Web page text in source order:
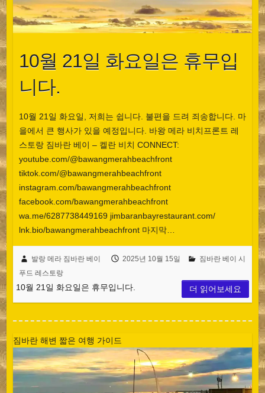
10월 21일 화요일은 휴무입
니다.
10월 21일 화요일, 저희는 쉽니다. 불편을 드려 죄송합니다. 마
을에서 큰 행사가 있을 예정입니다. 바왕 메라 비치프론트 레
스토랑 짐바란 베이 – 켈란 비치 CONNECT:
youtube.com/@bawangmerahbeachfront
tiktok.com/@bawangmerahbeachfront
instagram.com/bawangmerahbeachfront
facebook.com/bawangmerahbeachfront
wa.me/6287738449169 jimbaranbayrestaurant.com/
lnk.bio/bawangmerahbeachfront 마지막…
발랑 메라 짐바란 베이 2025년 10월 15일
짐바란 베이 시
푸드 레스토랑
10월 21일 화요일은 휴무입니다. 더 읽어보세요
짐바란 해변 짧은 여행 가이드